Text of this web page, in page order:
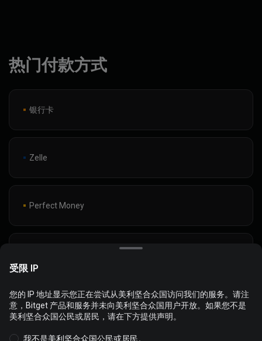
热门付款方式
银行卡
Zelle
Perfect Money
Wise
我们使用 Cookie 来为您提供更好的个性化网站体验，您可以自定义
管理 Cookie 和查看Cookie 政策
受限 IP
您的 IP 地址显示您正在尝试从美利坚合众国访问我们的服务。请注
意，Bitget 产品和服务并未向美利坚合众国用户开放。如果您不是
美利坚合众国公民或居民，请在下方提供声明。
我不是美利坚合众国公民或居民。